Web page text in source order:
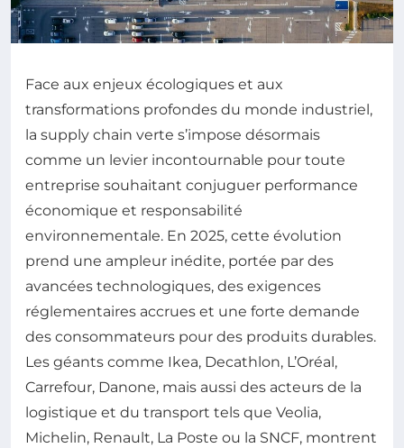
Face aux enjeux écologiques et aux
transformations profondes du monde industriel,
la supply chain verte s’impose désormais
comme un levier incontournable pour toute
entreprise souhaitant conjuguer performance
économique et responsabilité
environnementale. En 2025, cette évolution
prend une ampleur inédite, portée par des
avancées technologiques, des exigences
réglementaires accrues et une forte demande
des consommateurs pour des produits durables.
Les géants comme Ikea, Decathlon, L’Oréal,
Carrefour, Danone, mais aussi des acteurs de la
logistique et du transport tels que Veolia,
Michelin, Renault, La Poste ou la SNCF, montrent